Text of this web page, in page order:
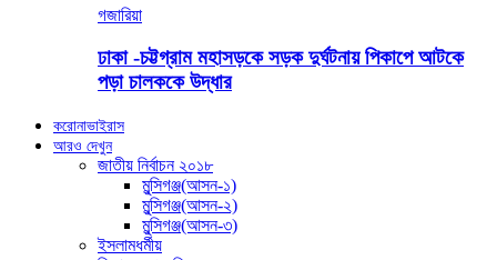
গজারিয়া
ঢাকা -চট্টগ্রাম মহাসড়কে সড়ক দুর্ঘটনায় পিকাপে আটকে
পড়া চালককে উদ্ধার
করোনাভাইরাস
আরও দেখুন
জাতীয় নির্বাচন ২০১৮
মুন্সিগঞ্জ(আসন-১)
মুন্সিগঞ্জ(আসন-২)
মুন্সিগঞ্জ(আসন-৩)
ইসলামধর্মীয়